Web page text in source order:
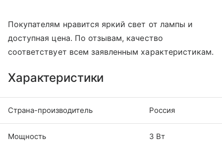
Покупателям нравится яркий свет от лампы и
доступная цена. По отзывам, качество
соответствует всем заявленным характеристикам.
Характеристики
Страна-производитель Россия
Мощность 3 Вт